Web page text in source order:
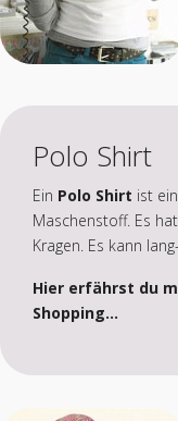
Polo Shirt
Ein Polo Shirt ist
Maschenstoff. Es
Kragen. Es kann
Hier erfährst du
Shopping...